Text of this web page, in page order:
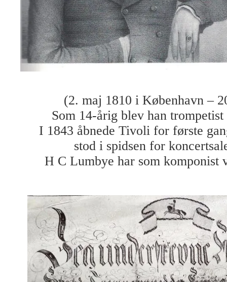
(2. maj 1810 i København –
Som 14-årig blev han
I 1843 åbnede Tivoli for første
stod i spidsen for
H C Lumbye har som komponist